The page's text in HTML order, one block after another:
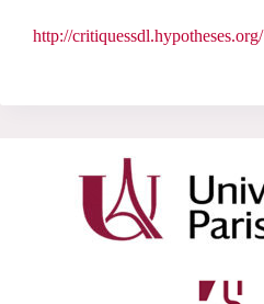
http://critiquessdl.hypotheses.org/